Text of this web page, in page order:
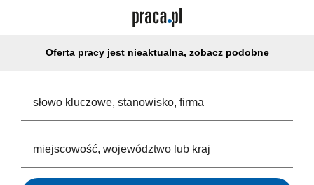
Oferta pracy jest nieaktualna, zobacz podobne